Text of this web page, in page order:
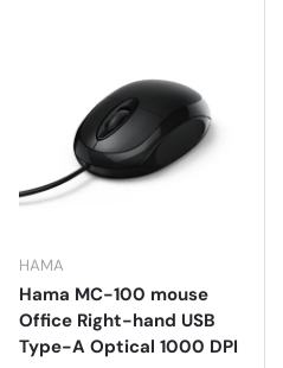
HAMA
Hama MC-100 mouse
Office Right-hand USB
Type-A Optical 1000 DPI